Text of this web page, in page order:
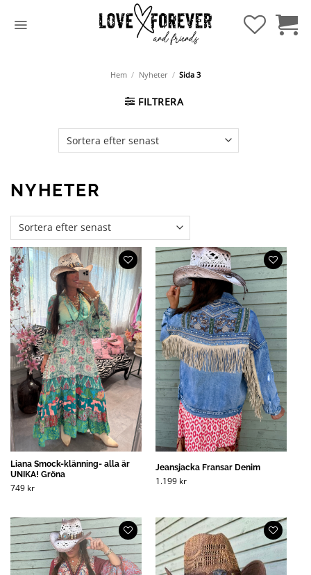
Hem / Nyheter / Sida 3
FILTRERA
NYHETER
Liana Smock-klänning- alla är
UNIKA! Gröna
749 kr
Jeansjacka Fransar Denim
1.199 kr